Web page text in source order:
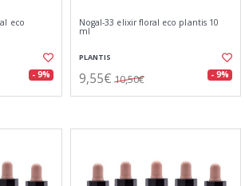
eco
- 9%
Nogal-33 elixir floral eco plantis 10
ml
PLANTIS
9,55€ 10,50€ - 9%